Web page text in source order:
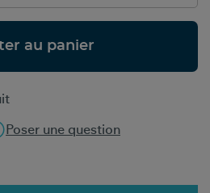
au panier
Poser une question